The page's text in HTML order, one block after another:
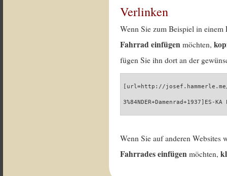
Verlinken
Wenn Sie zum Beispiel in
Fahrrad einfügen möchten,
fügen Sie ihn dort an der
[url=http://josef.hammerle.me/
3%84NDER+Damenrad+1937]ES-
Wenn Sie auf anderen
Fahrrades einfügen möchten,